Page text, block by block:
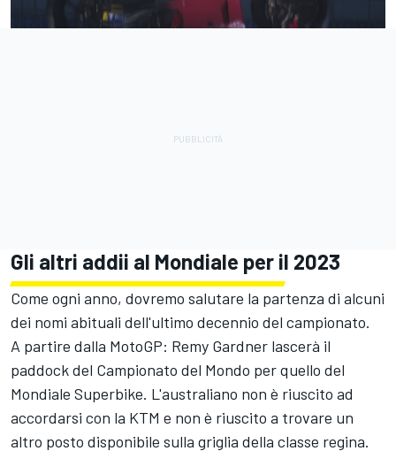
Gli altri addii al Mondiale per il 2023
Come ogni anno, dovremo salutare la partenza di alcuni
dei nomi abituali dell'ultimo decennio del campionato.
A partire dalla MotoGP: Remy Gardner lascerà il
paddock del Campionato del Mondo per quello del
Mondiale Superbike. L'australiano non è riuscito ad
accordarsi con la KTM e non è riuscito a trovare un
altro posto disponibile sulla griglia della classe regina.